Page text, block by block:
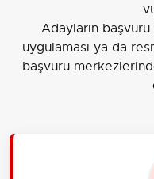
Adayların
uygulaması ya da
başvuru